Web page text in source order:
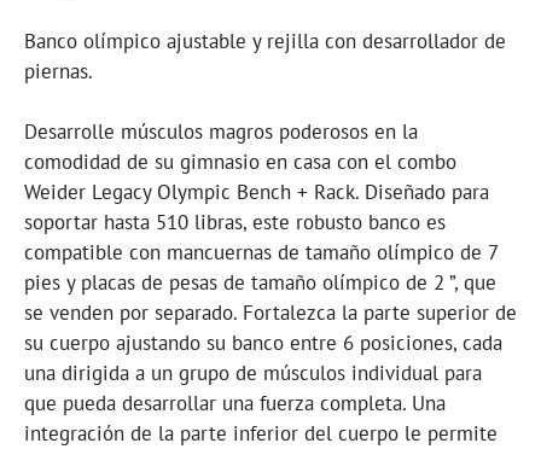
Banco olímpico ajustable y rejilla con desarrollador de
piernas.
Desarrolle músculos magros poderosos en la
comodidad de su gimnasio en casa con el combo
Weider Legacy Olympic Bench + Rack. Diseñado para
soportar hasta 510 libras, este robusto banco es
compatible con mancuernas de tamaño olímpico de 7
pies y placas de pesas de tamaño olímpico de 2 ”, que
se venden por separado. Fortalezca la parte superior de
su cuerpo ajustando su banco entre 6 posiciones, cada
una dirigida a un grupo de músculos individual para
que pueda desarrollar una fuerza completa. Una
integración de la parte inferior del cuerpo le permite